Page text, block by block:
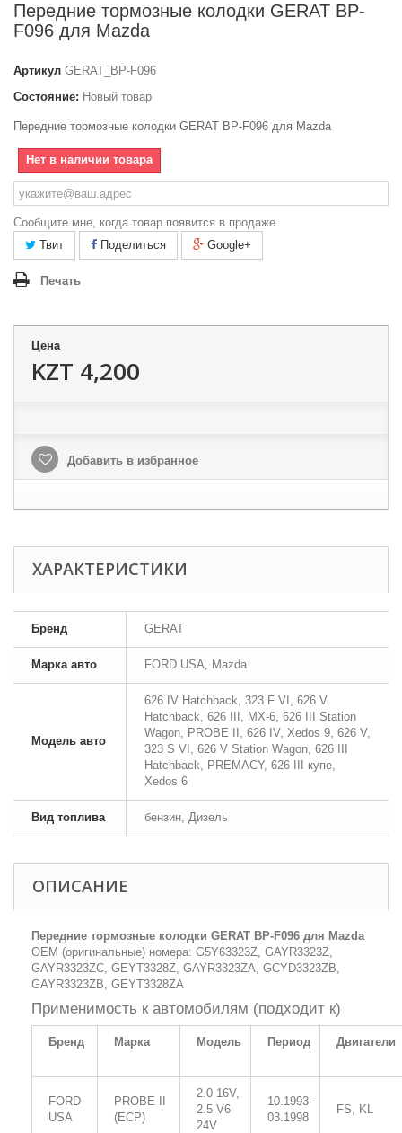
Передние тормозные колодки GERAT BP-
F096 для Mazda
Артикул GERAT_BP-F096
Состояние: Новый товар
Передние тормозные колодки GERAT BP-F096 для Mazda
Нет в наличии товара
Сообщите мне, когда товар появится в продаже
Твит
Поделиться Google+
Печать
Цена
KZT 4,200
Добавить в избранное
ХАРАКТЕРИСТИКИ
Бренд GERAT
Марка авто FORD USA, Mazda
Модель авто
626 IV Hatchback, 323 F VI, 626 V
Hatchback, 626 III, MX-6, 626 III Station
Wagon, PROBE II, 626 IV, Xedos 9, 626 V,
323 S VI, 626 V Station Wagon, 626 III
Hatchback, PREMACY, 626 III купе,
Xedos 6
Вид топлива бензин, Дизель
ОПИСАНИЕ
Передние тормозные колодки GERAT BP-F096 для Mazda
OEM (оригинальные) номера: G5Y63323Z, GAYR3323Z,
GAYR3323ZC, GEYT3328Z, GAYR3323ZA, GCYD3323ZB,
GAYR3323ZB, GEYT3328ZA
Применимость к автомобилям (подходит к)
Бренд Марка Модель Период Двигатели
FORD
USA
PROBE II
(ECP)
2.0 16V,
2.5 V6
24V
10.1993-
03.1998
FS, KL